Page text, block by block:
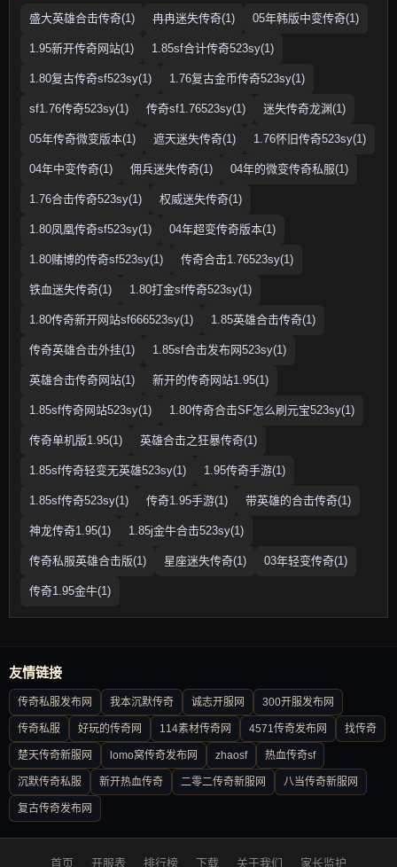
盛大英雄合击传奇(1) 冉冉迷失传奇(1) 05年韩版中变传奇(1)
1.95新开传奇网站(1) 1.85sf合计传奇523sy(1)
1.80复古传奇sf523sy(1) 1.76复古金币传奇523sy(1)
sf1.76传奇523sy(1) 传奇sf1.76523sy(1) 迷失传奇龙渊(1)
05年传奇微变版本(1) 遮天迷失传奇(1) 1.76怀旧传奇523sy(1)
04年中变传奇(1) 佣兵迷失传奇(1) 04年的微变传奇私服(1)
1.76合击传奇523sy(1) 权威迷失传奇(1)
1.80凤凰传奇sf523sy(1) 04年超变传奇版本(1)
1.80赌博的传奇sf523sy(1) 传奇合击1.76523sy(1)
铁血迷失传奇(1) 1.80打金sf传奇523sy(1)
1.80传奇新开网站sf666523sy(1) 1.85英雄合击传奇(1)
传奇英雄合击外挂(1) 1.85sf合击发布网523sy(1)
英雄合击传奇网站(1) 新开的传奇网站1.95(1)
1.85sf传奇网站523sy(1) 1.80传奇合击SF怎么刷元宝523sy(1)
传奇单机版1.95(1) 英雄合击之狂暴传奇(1)
1.85sf传奇轻变无英雄523sy(1) 1.95传奇手游(1)
1.85sf传奇523sy(1) 传奇1.95手游(1) 带英雄的合击传奇(1)
神龙传奇1.95(1) 1.85j金牛合击523sy(1)
传奇私服英雄合击版(1) 星座迷失传奇(1) 03年轻变传奇(1)
传奇1.95金牛(1)
友情链接
传奇私服发布网 我本沉默传奇 诚志开服网 300开服发布网
传奇私服 好玩的传奇网 114素材传奇网 4571传奇发布网 找传奇
楚天传奇新服网 lomo窝传奇发布网 zhaosf 热血传奇sf
沉默传奇私服 新开热血传奇 二零二传奇新服网 八当传奇新服网
复古传奇发布网
首页 开服表 排行榜 下载 关于我们 家长监护